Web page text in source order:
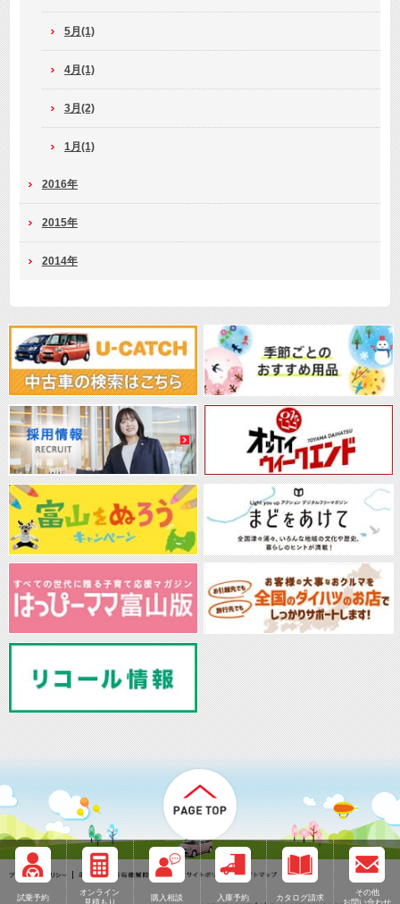
試乗予約
オンライン
見積もり
購入相談 入庫予約 カタログ請求
その他
お問い合わせ
5月(1)
4月(1)
3月(2)
1月(1)
2016年
2015年
2014年